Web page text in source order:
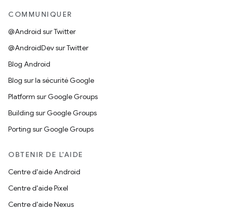
COMMUNIQUER
@Android sur Twitter
@AndroidDev sur Twitter
Blog Android
Blog sur la sécurité Google
Platform sur Google Groups
Building sur Google Groups
Porting sur Google Groups
OBTENIR DE L'AIDE
Centre d'aide Android
Centre d'aide Pixel
Centre d'aide Nexus